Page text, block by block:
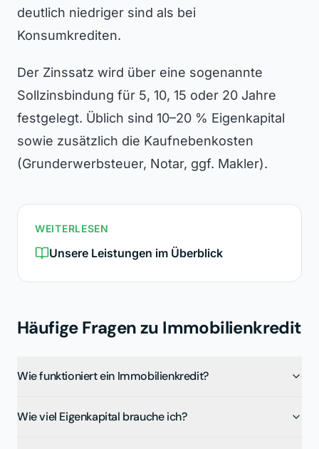
deutlich niedriger sind als bei
Konsumkrediten.
Der Zinssatz wird über eine sogenannte
Sollzinsbindung für 5, 10, 15 oder 20 Jahre
festgelegt. Üblich sind 10–20 % Eigenkapital
sowie zusätzlich die Kaufnebenkosten
(Grunderwerbsteuer, Notar, ggf. Makler).
WEITERLESEN
Unsere Leistungen im Überblick
Häufige Fragen zu Immobilienkredit
Wie funktioniert ein Immobilienkredit?
Wie viel Eigenkapital brauche ich?